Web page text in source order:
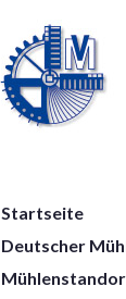
Startseite
Deutscher